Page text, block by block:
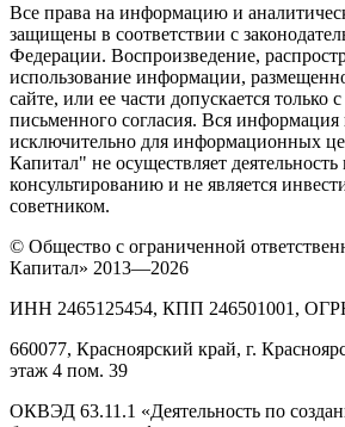
Все права на информацию и
защищены в соответствии с
Федерации. Воспроизведение,
использование информации,
сайте, или ее части допускается только
письменного согласия. Вся информация
исключительно для информационных
Капитал" не осуществляет
консультированию и не является
советником.
© Общество с ограниченной
Капитал» 2013—2026
ИНН 2465125454, КПП 246501001,
660077, Красноярский край, г.
этаж 4 пом. 39
ОКВЭД 63.11.1 «Деятельность по